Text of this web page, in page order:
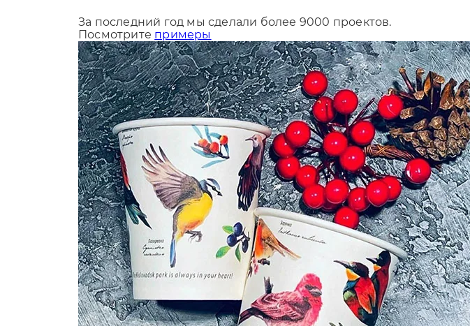
За последний год мы сделали более 9000 проектов.
Посмотрите примеры